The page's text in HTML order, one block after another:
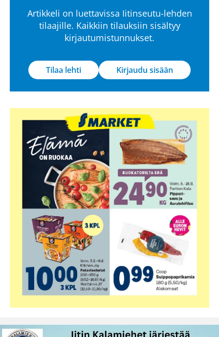
Artikkeli on luettavissa Iitinseutu-lehden
tilaajille. Kaikkiin tilauksiin sisältyy
kirjautumistunnukset.
Tilaa lehti Kirjaudu sisään